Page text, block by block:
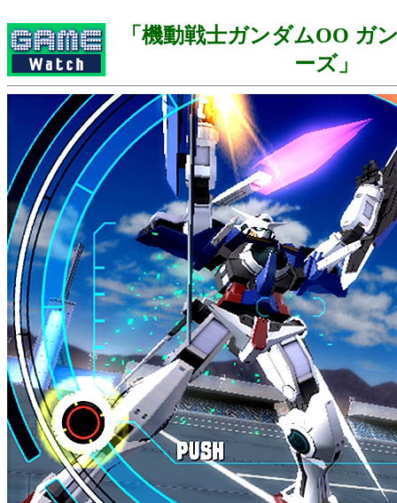
「機動戦士ガンダムOO ガ
ーズ」